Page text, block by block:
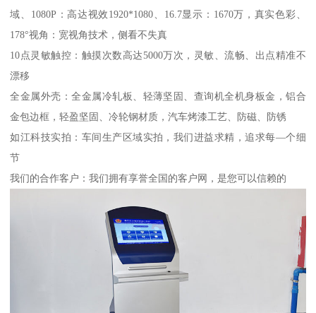
域、1080P：高达视效1920*1080、16.7显示：1670万，真实色彩、
178°视角：宽视角技术，侧看不失真
10点灵敏触控：触摸次数高达5000万次，灵敏、流畅、出点精准不
漂移
全金属外壳：全金属冷轧板、轻薄坚固、查询机全机身板金，铝合
金包边框，轻盈坚固、冷轮钢材质，汽车烤漆工艺、防磁、防锈
如江科技实拍：车间生产区域实拍，我们进益求精，追求每—个细
节
我们的合作客户：我们拥有享誉全国的客户网，是您可以信赖的